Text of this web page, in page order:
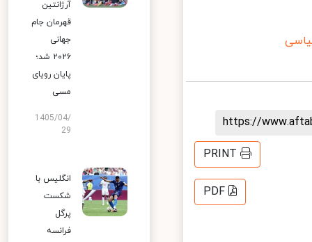
https://
PRINT
PDF
آرژانتین
قهرمان جام
جهانی
۲۰۲۶ شد؛
پایان رویای
مسی
1405/04/
29
انگلیس با
شکست
پرگل
فرانسه